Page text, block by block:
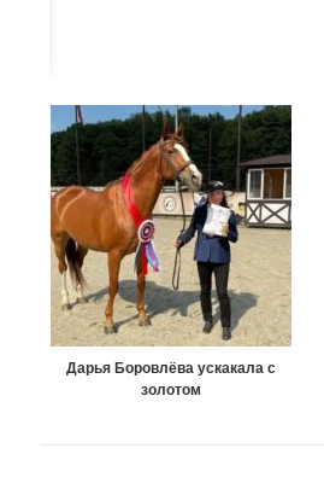
Дарья Боровлёва ускакала с
золотом